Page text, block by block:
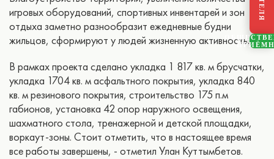
игровых оборудований, спортивных инвентарей и зон
отдыха заметно разнообразит ежедневные будни
жильцов, сформируют у людей жизненную активность.
В рамках проекта сделано укладка 1 817 кв. м брусчатки,
укладка 1704 кв. м асфальтного покрытия, укладка 840
кв. м резинового покрытия, строительство 175 п.м
габионов, установка 42 опор наружного освещения,
шахматного стола, тренажерной и детской площадки,
воркаут-зоны. Стоит отметить, что в настоящее время
все работы завершены, - отметил Улан Куттымбетов.